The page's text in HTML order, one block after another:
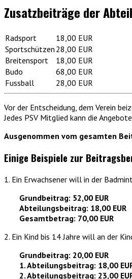
Zusatzbeiträge der
Radsport
18,00 EUR
Sportschützen 28,00 EUR
Breitensport
18,00 EUR
Budo
68,00 EUR
Fussball
28,00 EUR
Vor der Entscheidung, dem Verein
Jedes PSV Mitglied kann die
Ausgenommen vom gesamten
Einige Beispiele zur
1. Ein Erwachsener will in der
Grundbeitrag: 52,00 EUR
Abteilungsbeitrag: 18,00 EUR
Gesamtbetrag: 70,00 EUR
2. Ein Kind bis 14 Jahre will an der
Grundbeitrag: 20,00 EUR
1. Abteilungsbeitrag: 18,00
2. Abteilungsbeitrag: 23,00